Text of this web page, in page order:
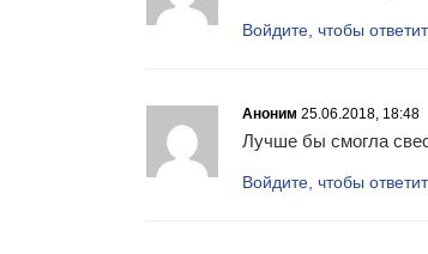
Войдите, чтобы
Аноним 25.06.2018, 18:48
Лучше бы смогла
Войдите, чтобы